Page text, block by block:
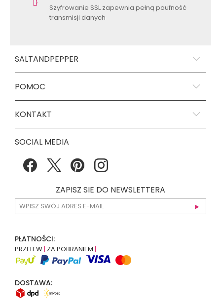
Szyfrowanie SSL zapewnia pełną poufność
transmisji danych
SALTANDPEPPER
POMOC
KONTAKT
SOCIAL MEDIA
ZAPISZ SIE DO NEWSLETTERA
PŁATNOŚCI:
PRZELEW| ZA POBRANIEM |
DOSTAWA: